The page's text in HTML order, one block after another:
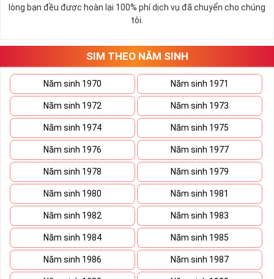
lòng bạn đều được hoàn lại 100% phí dịch vụ đã chuyển cho chúng
tôi.
SIM THEO NĂM SINH
Năm sinh 1970 Năm sinh 1971
Năm sinh 1972 Năm sinh 1973
Năm sinh 1974 Năm sinh 1975
Năm sinh 1976 Năm sinh 1977
Năm sinh 1978 Năm sinh 1979
Năm sinh 1980 Năm sinh 1981
Năm sinh 1982 Năm sinh 1983
Năm sinh 1984 Năm sinh 1985
Năm sinh 1986 Năm sinh 1987